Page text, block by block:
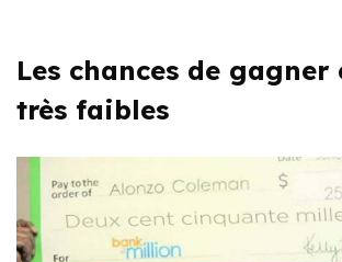
Les chances de
très faibles